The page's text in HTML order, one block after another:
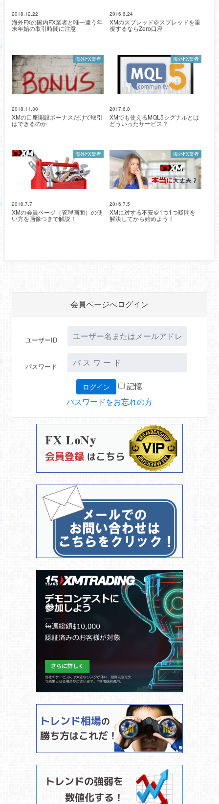
2018.12.22
海外FXの国内FX業者と唯一違う年
末年始の取引時間に注意
2016.6.24
XMのスプレッド＠スプレッドを重
視するならZero口座
海外FX業者
2018.11.30
XMの口座開設ボーナスだけで取引
はできるのか
海外FX業者
2017.6.8
XMでも使えるMQL5シグナルとは
どういったサービス？
海外FX業者
2016.7.7
XMの会員ページ（管理画面）の使
い方を画像つきで解説！
海外FX業者
2016.7.5
XMに対する不安＠1つ1つ疑問を
解決してから始めよう！
会員ページへログイン
ユーザーID
パスワード
記憶
パスワードをお忘れの方